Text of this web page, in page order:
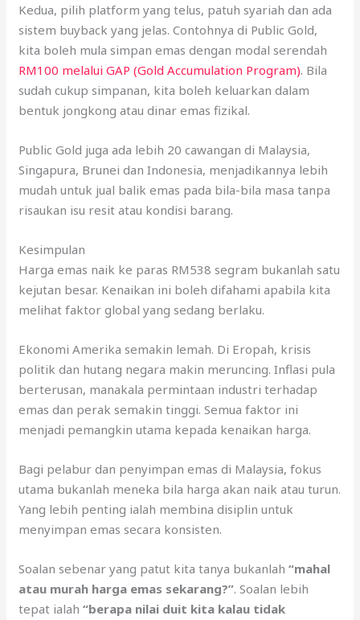
Kedua, pilih platform yang telus, patuh syariah dan ada
sistem buyback yang jelas. Contohnya di Public Gold,
kita boleh mula simpan emas dengan modal serendah
RM100 melalui GAP (Gold Accumulation Program). Bila
sudah cukup simpanan, kita boleh keluarkan dalam
bentuk jongkong atau dinar emas fizikal.
Public Gold juga ada lebih 20 cawangan di Malaysia,
Singapura, Brunei dan Indonesia, menjadikannya lebih
mudah untuk jual balik emas pada bila-bila masa tanpa
risaukan isu resit atau kondisi barang.
Kesimpulan
Harga emas naik ke paras RM538 segram bukanlah satu
kejutan besar. Kenaikan ini boleh difahami apabila kita
melihat faktor global yang sedang berlaku.
Ekonomi Amerika semakin lemah. Di Eropah, krisis
politik dan hutang negara makin meruncing. Inflasi pula
berterusan, manakala permintaan industri terhadap
emas dan perak semakin tinggi. Semua faktor ini
menjadi pemangkin utama kepada kenaikan harga.
Bagi pelabur dan penyimpan emas di Malaysia, fokus
utama bukanlah meneka bila harga akan naik atau turun.
Yang lebih penting ialah membina disiplin untuk
menyimpan emas secara konsisten.
Soalan sebenar yang patut kita tanya bukanlah“mahal
atau murah harga emas sekarang?”. Soalan lebih
tepat ialah“berapa nilai duit kita kalau tidak